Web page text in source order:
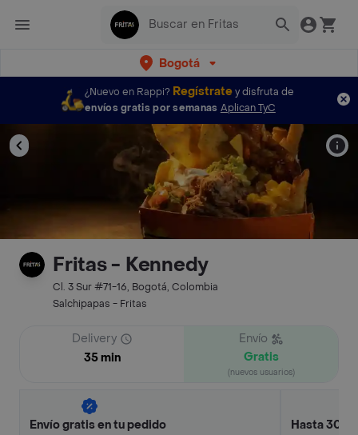
Bogotá
¿Nuevo en Rappi? Regístratey disfruta de
envíos gratis por semanas Aplican TyC
Fritas - Kennedy
Cl. 3 Sur #71-16, Bogotá, Colombia
Salchipapas - Fritas
Delivery
35 min
Envío
Gratis
(nuevos usuarios)
Envío gratis en tu pedido Hasta 30%